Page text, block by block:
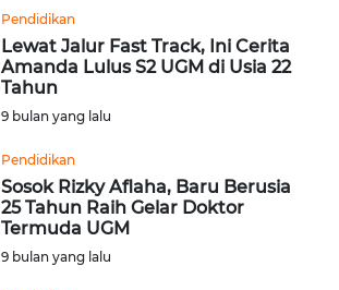
Pendidikan
Lewat Jalur Fast Track, Ini Cerita
Amanda Lulus S2 UGM di Usia 22
Tahun
9 bulan yang lalu
Pendidikan
Sosok Rizky Aflaha, Baru Berusia
25 Tahun Raih Gelar Doktor
Termuda UGM
9 bulan yang lalu